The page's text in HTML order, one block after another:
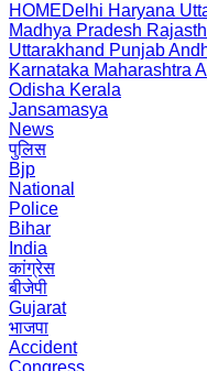
HOMEDelhi Haryana
Madhya Pradesh
Uttarakhand Punjab
Karnataka Maharashtra
Odisha Kerala
Jansamasya
News
पुलिस
Bjp
National
Police
Bihar
India
कांग्रेस
बीजेपी
Gujarat
भाजपा
Accident
Congress